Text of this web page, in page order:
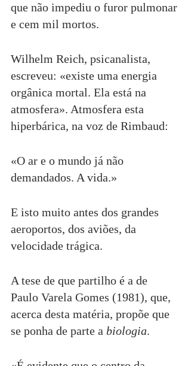
que não impediu o furor pulmonar
e cem mil mortos.
Wilhelm Reich, psicanalista,
escreveu: «existe uma energia
orgânica mortal. Ela está na
atmosfera». Atmosfera esta
hiperbárica, na voz de Rimbaud:
«O ar e o mundo já não
demandados. A vida.»
E isto muito antes dos grandes
aeroportos, dos aviões, da
velocidade trágica.
A tese de que partilho é a de
Paulo Varela Gomes (1981), que,
acerca desta matéria, propõe que
se ponha de parte a biologia.